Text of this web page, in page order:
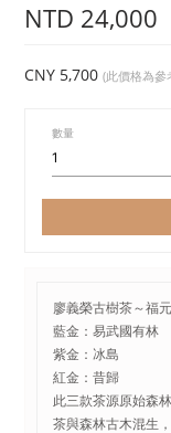
NTD 24,000
CNY 5,700(此價格為參
數量
廖義榮古樹茶～福
藍金：易武國有林
紫金：冰島
紅金：昔歸
此三款茶源原始森
茶與森林古木混生